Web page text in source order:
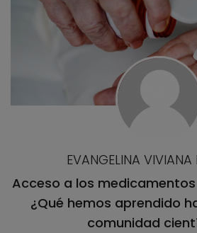
EVANGELINA
Acceso a los
¿Qué hemos aprendido
comunidad